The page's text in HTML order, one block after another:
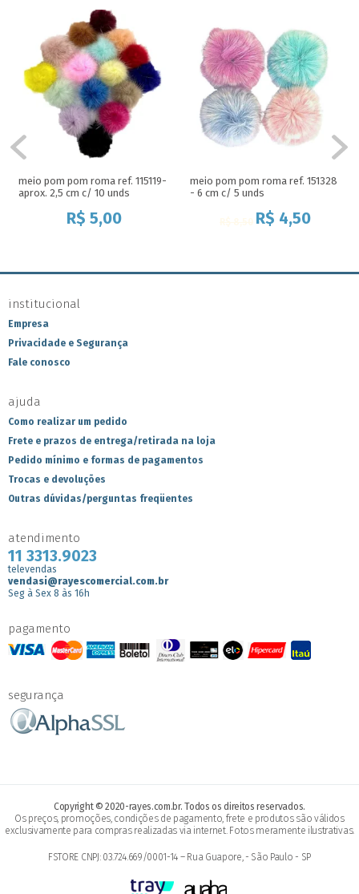
meio pom pom roma ref. 115119-
aprox. 2,5 cm c/ 10 unds
R$ 5,00
meio pom pom roma ref. 151328
- 6 cm c/ 5 unds
R$ 4,50
institucional
Empresa
Privacidade e Segurança
Fale conosco
ajuda
Como realizar um pedido
Frete e prazos de entrega/retirada na loja
Pedido mínimo e formas de pagamentos
Trocas e devoluções
Outras dúvidas/perguntas freqüentes
atendimento
11 3313.9023
televendas
vendasi@rayescomercial.com.br
Seg à Sex 8 às 16h
pagamento
segurança
Copyright © 2020-rayes.com.br. Todos os direitos reservados.
Os preços, promoções, condições de pagamento, frete e produtos são válidos
exclusivamente para compras realizadas via internet. Fotos meramente ilustrativas.
FSTORE CNPJ: 03.724.669/0001-14 – Rua Guapore, - São Paulo - SP